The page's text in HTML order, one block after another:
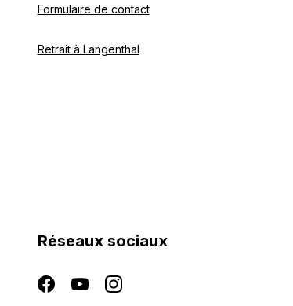
Formulaire de contact
Retrait à Langenthal
Réseaux sociaux